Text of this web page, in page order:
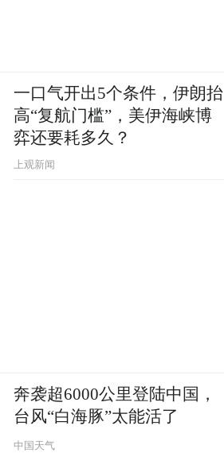
一口气开出5个条件，伊朗抬
高“复航门槛”，美伊海峡博
弈还要耗多久？
上观新闻
奔袭超6000公里登陆中国，
台风“白海豚”太能活了
中国天气